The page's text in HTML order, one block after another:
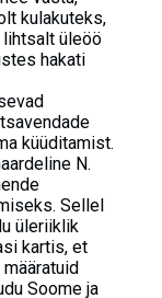
kulakuteks,
üleöö
hakati
küüditamist.
N.
Sellel
üleriiklik
kartis, et
Soome ja